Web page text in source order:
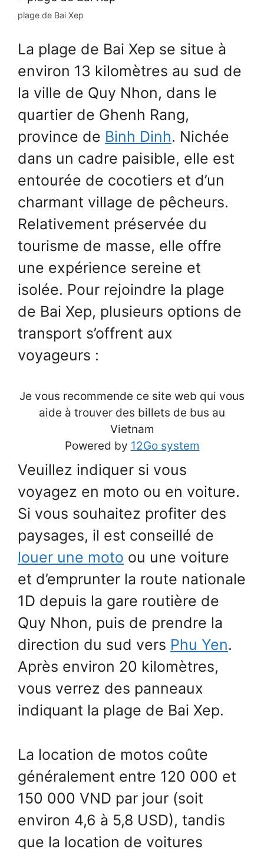
plage de Bai Xep
La plage de Bai Xep se situe à
environ 13 kilomètres au sud de
la ville de Quy Nhon, dans le
quartier de Ghenh Rang,
province de Binh Dinh. Nichée
dans un cadre paisible, elle est
entourée de cocotiers et d’un
charmant village de pêcheurs.
Relativement préservée du
tourisme de masse, elle offre
une expérience sereine et
isolée. Pour rejoindre la plage
de Bai Xep, plusieurs options de
transport s’offrent aux
voyageurs :
Je vous recommende ce site web qui vous
aide à trouver des billets de bus au
Vietnam
Powered by 12Go system
Veuillez indiquer si vous
voyagez en moto ou en voiture.
Si vous souhaitez profiter des
paysages, il est conseillé de
louer une moto ou une voiture
et d’emprunter la route nationale
1D depuis la gare routière de
Quy Nhon, puis de prendre la
direction du sud vers Phu Yen.
Après environ 20 kilomètres,
vous verrez des panneaux
indiquant la plage de Bai Xep.
La location de motos coûte
généralement entre 120 000 et
150 000 VND par jour (soit
environ 4,6 à 5,8 USD), tandis
que la location de voitures